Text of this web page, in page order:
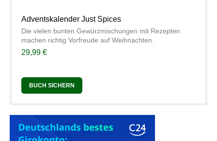
Adventskalender Just Spices
Die vielen bunten Gewürzmischungen mit Rezepten
machen richtig Vorfreude auf Weihnachten.
29,99 €
BUCH SICHERN